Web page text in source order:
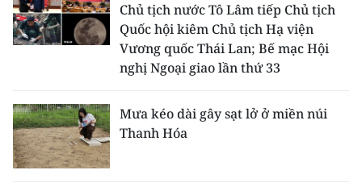
Chủ tịch nước Tô Lâm tiếp Chủ tịch
Quốc hội kiêm Chủ tịch Hạ viện
Vương quốc Thái Lan; Bế mạc Hội
nghị Ngoại giao lần thứ 33
Mưa kéo dài gây sạt lở ở miền núi
Thanh Hóa